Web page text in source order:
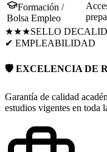
Formación /
Bolsa Empleo
★★★SELLO DE
✔ EMPLEABILIDAD
🛡️ EXCELENCIA DE
Garantía de calidad
estudios vigentes en toda